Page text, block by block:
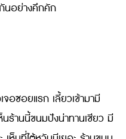
นอย่างคึกคัก
อซอยแรก เลี้ยวเข้ามามี
ร้านนี้ขนมปังน่าทานเชียว มี